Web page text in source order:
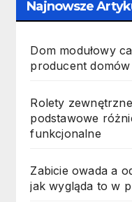
Najnowsze
Dom modułowy
producent domów
Rolety
podstawowe
funkcjonalne
Zabicie owada a
jak wygląda to w